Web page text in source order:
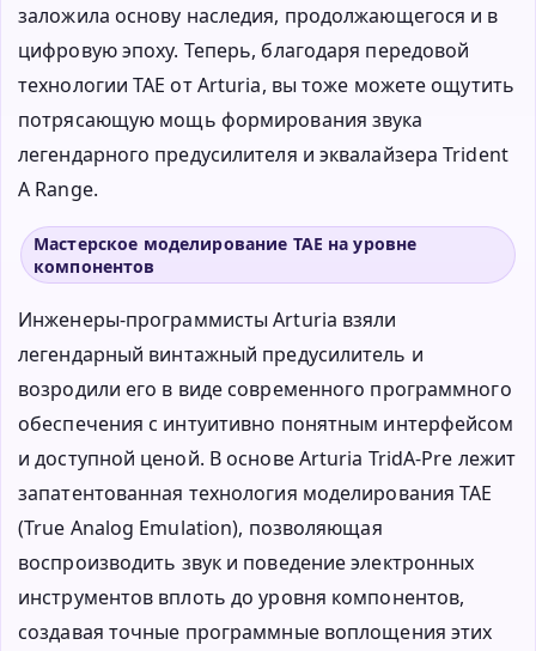
заложила основу наследия, продолжающегося и в
цифровую эпоху. Теперь, благодаря передовой
технологии TAE от Arturia, вы тоже можете ощутить
потрясающую мощь формирования звука
легендарного предусилителя и эквалайзера Trident
A Range.
Мастерское моделирование TAE на уровне
компонентов
Инженеры-программисты Arturia взяли
легендарный винтажный предусилитель и
возродили его в виде современного программного
обеспечения с интуитивно понятным интерфейсом
и доступной ценой. В основе Arturia TridA-Pre лежит
запатентованная технология моделирования TAE
(True Analog Emulation), позволяющая
воспроизводить звук и поведение электронных
инструментов вплоть до уровня компонентов,
создавая точные программные воплощения этих